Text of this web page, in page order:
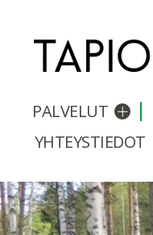
PALVELUT
YHTEYSTIEDOT